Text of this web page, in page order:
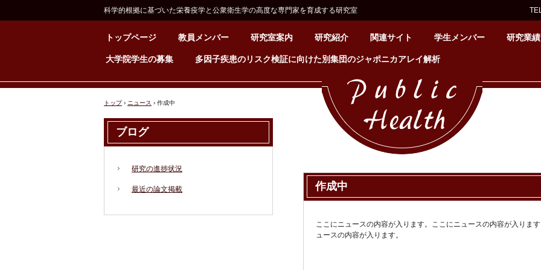
科学的根拠に基づいた栄養疫学と公衆衛生学の高度な専門家を育成する研究室
トップページ 教員メンバー 研究室案内 研究紹介 関連サイト 学生メンバー 研究業績
大学院学生の募集 多因子疾患のリスク検証に向けた別集団のジャポニカアレイ解析
トップ › ニュース › 作成中
作成中
ここにニュースの内容が入ります。ここにニュースの内容が入りま
ュースの内容が入ります。
ブログ
研究の進捗状況
最近の論文掲載